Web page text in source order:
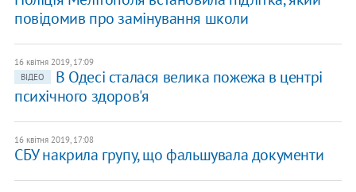
повідомив про замінування школи
16 квітня 2019, 17:09
ВІДЕО
В Одесі сталася велика пожежа в центрі
психічного здоров'я
16 квітня 2019, 17:08
СБУ накрила групу, що фальшувала документи